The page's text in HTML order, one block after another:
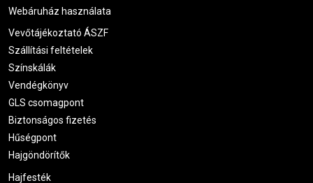
Webáruház használata
Vevőtájékoztató ÁSZF
Szállítási feltételek
Színskálák
Vendégkönyv
GLS csomagpont
Biztonságos fizetés
Hűségpont
Hajgöndörítők
Hajfesték